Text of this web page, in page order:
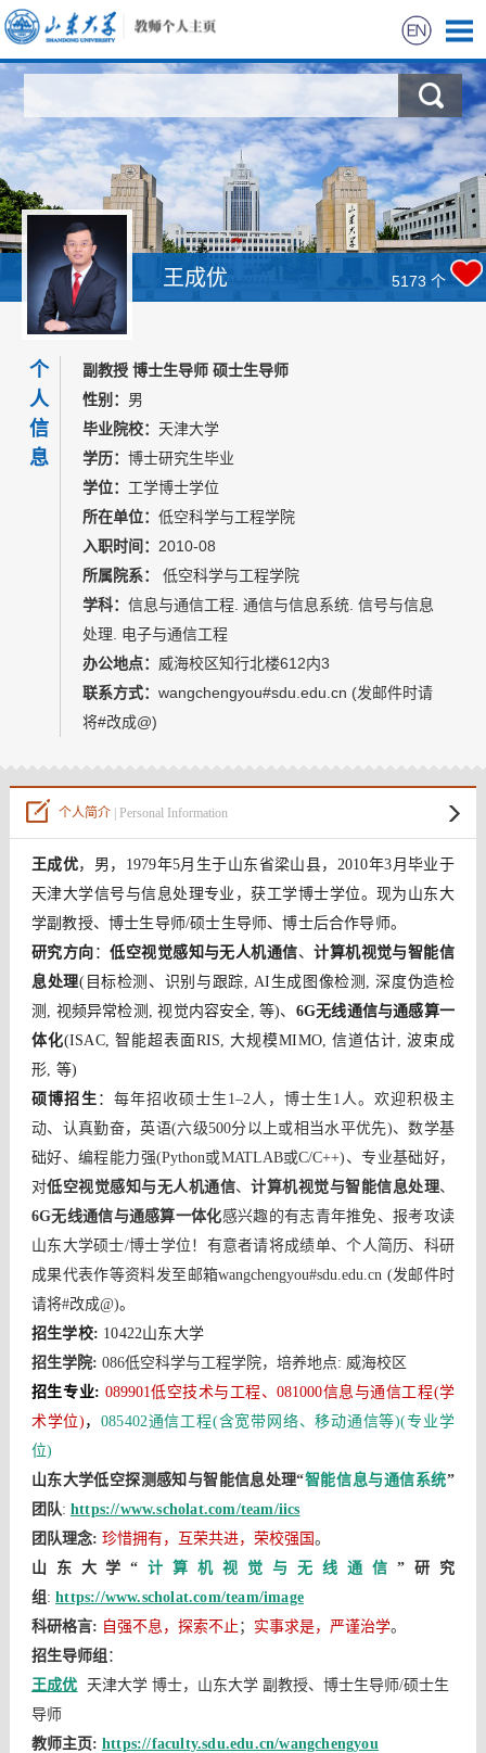
互荣共进
科学研究
教学研究
招生培养
学生信息
荣誉获奖
我的相册
王成优 5173 个
个
人
信
息
副教授 博士生导师 硕士生导师
性别： 男
毕业院校： 天津大学
学历： 博士研究生毕业
学位： 工学博士学位
所在单位： 低空科学与工程学院
入职时间： 2010-08
所属院系：
低空科学与工程学院
学科： 信息与通信工程. 通信与信息系统. 信号与信息
处理. 电子与通信工程
办公地点： 威海校区知行北楼612内3
联系方式： wangchengyou#sdu.edu.cn (发邮件时请
将#改成@)
个人简介| Personal Information
王成优，男，1979年5月生于山东省梁山县，2010年3月毕业于
天津大学信号与信息处理专业，获工学博士学位。现为山东大
学副教授、博士生导师/硕士生导师、博士后合作导师。
研究方向：低空视觉感知与无人机通信、计算机视觉与智能信
息处理(目标检测、 识别与跟踪, AI生成图像检测, 深度伪造检
测, 视频异常检测, 视觉内容安全, 等)、 6G无线通信与通感算一
体化(ISAC, 智能超表面RIS, 大规模MIMO, 信道估计, 波束成
形, 等)
硕博招生 ： 每年招收硕士生1–2人，博士生1人。欢迎积极主
动、认真勤奋，英语(六级500分以上或相当水平优先)、数学基
础好、编程能力强(Python或MATLAB或C/C++)、专业基础好，
对低空视觉感知与无人机通信、计算机视觉与智能信息处理、
6G无线通信与通感算一体化感兴趣的有志青年推免、报考攻读
山东大学硕士/博士学位！有意者请将成绩单、个人简历、科研
成果代表作等资料发至邮箱wangchengyou#sdu.edu.cn (发邮件时
请将#改成@)。
招生学校: 10422山东大学
招生学院: 086低空科学与工程学院，培养地点: 威海校区
招生专业: 089901低空技术与工程、081000信息与通信工程(学
术学位) ， 085402通信工程(含宽带网络、移动通信等)(专业学
位)
山东大学低空探测感知与智能信息处理“智能信息与通信系统”
团队: https://www.scholat.com/team/iics
团队理念: 珍惜拥有，互荣共进，荣校强国 。
山东大学“ 计算机视觉与无线通信”研究
组 : https://www.scholat.com/team/image
科研格言: 自强不息，探索不止 ； 实事求是，严谨治学。
招生导师组 ：
王成优 天津大学 博士，山东大学 副教授、博士生导师/硕士生
导师
教师主页: https://faculty.sdu.edu.cn/wangchengyou